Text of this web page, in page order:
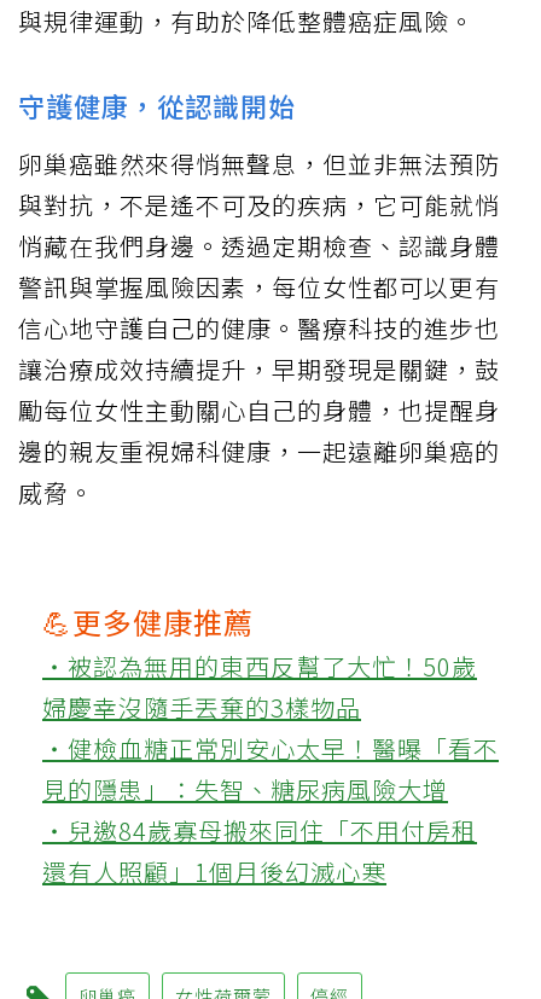
與規律運動，有助於降低整體癌症風險。
守護健康，從認識開始
卵巢癌雖然來得悄無聲息，但並非無法預防
與對抗，不是遙不可及的疾病，它可能就悄
悄藏在我們身邊。透過定期檢查、認識身體
警訊與掌握風險因素，每位女性都可以更有
信心地守護自己的健康。醫療科技的進步也
讓治療成效持續提升，早期發現是關鍵，鼓
勵每位女性主動關心自己的身體，也提醒身
邊的親友重視婦科健康，一起遠離卵巢癌的
威脅。
💪更多健康推薦
‧被認為無用的東西反幫了大忙！50歲
婦慶幸沒隨手丟棄的3樣物品
‧健檢血糖正常別安心太早！醫曝「看不
見的隱患」：失智、糖尿病風險大增
‧兒邀84歲寡母搬來同住「不用付房租
還有人照顧」1個月後幻滅心寒